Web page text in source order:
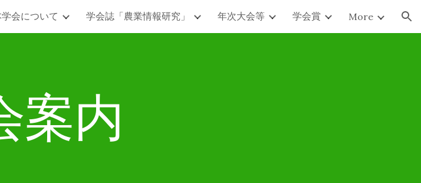
Skip to navigation
会について 学会誌「農業情報研究」 年次大会等 学会賞 More
案内